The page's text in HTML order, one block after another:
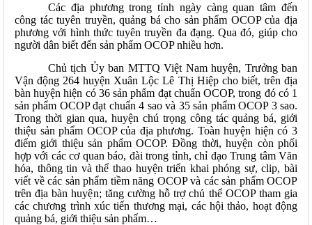
Các địa phương trong tỉnh ngày càng quan tâm đến
công tác tuyên truyền, quảng bá cho sản phẩm OCOP của địa
phương với hình thức tuyên truyền đa đạng. Qua đó, giúp cho
người dân biết đến sản phẩm OCOP nhiều hơn.
Chủ tịch Ủy ban MTTQ Việt Nam huyện, Trưởng ban
Vận động 264 huyện Xuân Lộc Lê Thị Hiệp cho biết, trên địa
bàn huyện hiện có 36 sản phẩm đạt chuẩn OCOP, trong đó có 1
sản phẩm OCOP đạt chuẩn 4 sao và 35 sản phẩm OCOP 3 sao.
Trong thời gian qua, huyện chú trọng công tác quảng bá, giới
thiệu sản phẩm OCOP của địa phương. Toàn huyện hiện có 3
điểm giới thiệu sản phẩm OCOP. Đồng thời, huyện còn phối
hợp với các cơ quan báo, đài trong tỉnh, chỉ đạo Trung tâm Văn
hóa, thông tin và thể thao huyện triển khai phóng sự, clip, bài
viết về các sản phẩm tiềm năng OCOP và các sản phẩm OCOP
trên địa bàn huyện; tăng cường hỗ trợ chủ thể OCOP tham gia
các chương trình xúc tiến thương mại, các hội thảo, hoạt động
quảng bá, giới thiệu sản phẩm…